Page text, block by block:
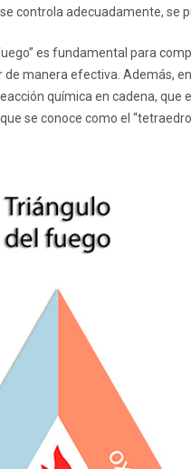
controla adecuadamente, se
es fundamental para
manera efectiva. Además,
química en cadena,
se conoce como el “tetraedro